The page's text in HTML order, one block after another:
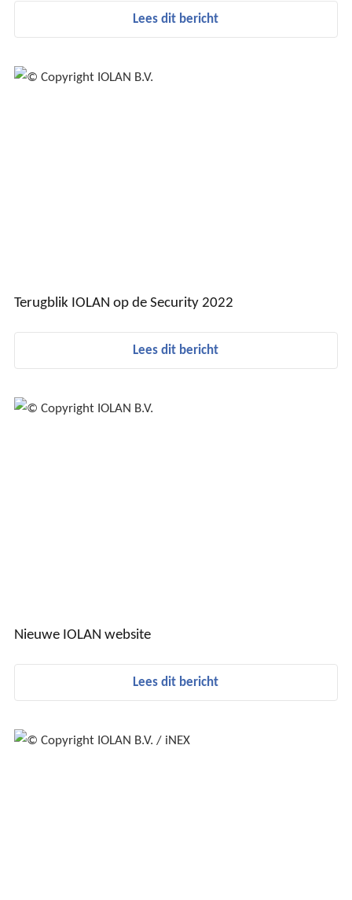
Lees dit bericht
Terugblik IOLAN op de Security 2022
Lees dit bericht
Nieuwe IOLAN website
Lees dit bericht